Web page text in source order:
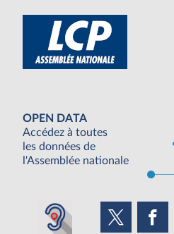
OPEN DATA
Accédez à toutes
les données de
l'Assemblée nationale